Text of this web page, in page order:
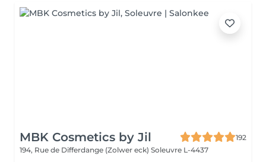
MBK Cosmetics by Jil
192
194, Rue de Differdange (Zolwer eck) Soleuvre L-4437